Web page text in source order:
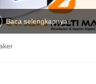
Baca selengkapnya